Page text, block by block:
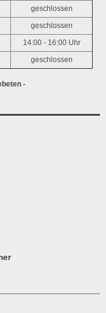
geschlossen
geschlossen
14:00 - 16:00 Uhr
geschlossen
-